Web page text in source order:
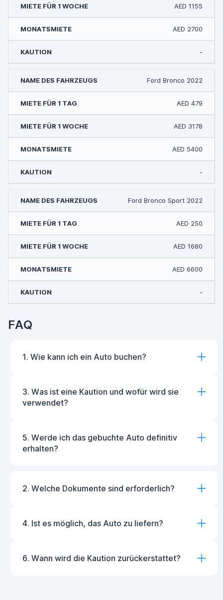
AED 1155
AED 2700
-
Ford Bronco 2022
AED 479
AED 3178
AED 5400
-
Ford Bronco Sport 2022
AED 250
AED 1680
AED 6600
-
FAQ
1. Wie kann ich ein Auto buchen?
3. Was ist eine Kaution und wofür wird sie
verwendet?
5. Werde ich das gebuchte Auto definitiv
erhalten?
2. Welche Dokumente sind erforderlich?
4. Ist es möglich, das Auto zu liefern?
6. Wann wird die Kaution zurückerstattet?